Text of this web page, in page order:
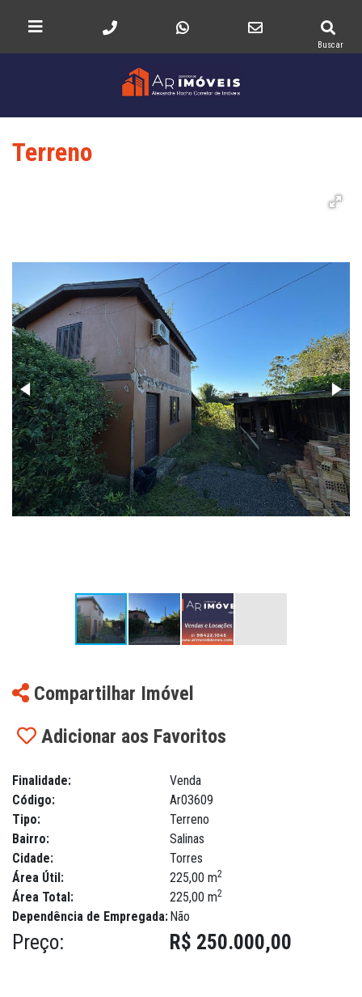
Buscar
Terreno
Compartilhar Imóvel
Adicionar aos Favoritos
Finalidade:
Código:
Tipo:
Bairro:
Cidade:
Área Útil:
Área Total:
Dependência de Empregada:
Preço:
Venda
Ar03609
Terreno
Salinas
Torres
225,00 m2
225,00 m2
Não
R$ 250.000,00